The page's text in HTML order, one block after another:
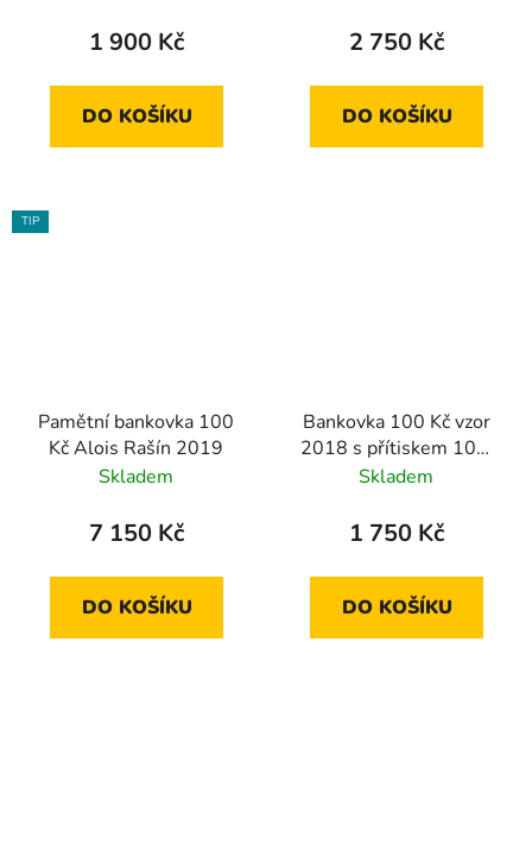
1 900 Kč
DO KOŠÍKU
2 750 Kč
DO KOŠÍKU
TIP
Pamětní bankovka 100
Kč Alois Rašín 2019
Skladem
7 150 Kč
DO KOŠÍKU
Bankovka 100 Kč vzor
2018 s přítiskem 100.
výročí měnové odluky
Skladem
1 750 Kč
DO KOŠÍKU